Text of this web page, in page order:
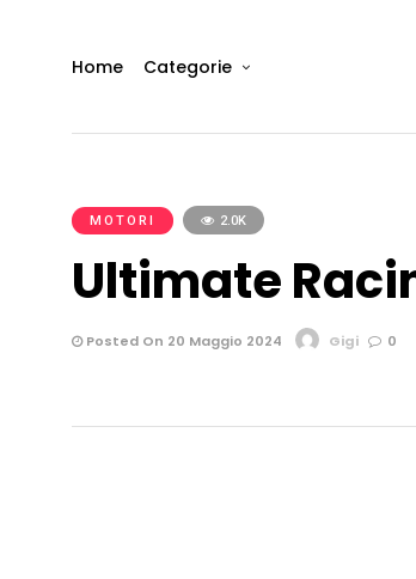
Home Categorie
MOTORI 2.0K
Ultimate
Posted On 20 Maggio 2024 Gigi 0